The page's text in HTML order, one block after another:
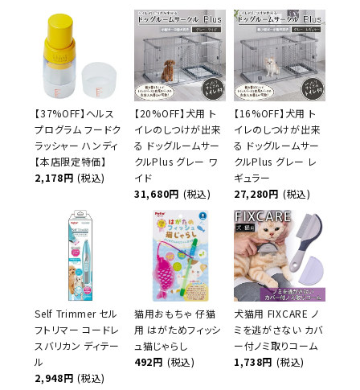
【37%OFF】ヘルス
プログラム フードク
ラッシャー ハンディ
【本店限定特価】
2,178円 (税込)
【20%OFF】犬用 ト
イレのしつけが出来
る ドッグルームサー
クルPlus グレー ワ
イド
31,680円 (税込)
【16%OFF】犬用 ト
イレのしつけが出来
る ドッグルームサー
クルPlus グレー レ
ギュラー
27,280円 (税込)
Self Trimmer セル
フトリマー コードレ
スバリカン ディテー
ル
2,948円 (税込)
猫用おもちゃ 仔猫
用 はがためフィッシ
ュ猫じゃらし
492円 (税込)
犬猫用 FIXCARE ノ
ミを逃がさない カバ
ー付ノミ取りコーム
1,738円 (税込)